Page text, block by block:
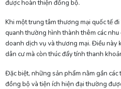
được hoàn thiện đồng bộ.
Khi một trung tâm thương mại quốc tế
quanh thường hình thành thêm các nhu
doanh dịch vụ và thương mại. Điều này
dân cư mà còn thúc đẩy tính thanh
Đặc biệt, những sản phẩm nằm gần
đồng bộ và tiện ích hiện đại thường